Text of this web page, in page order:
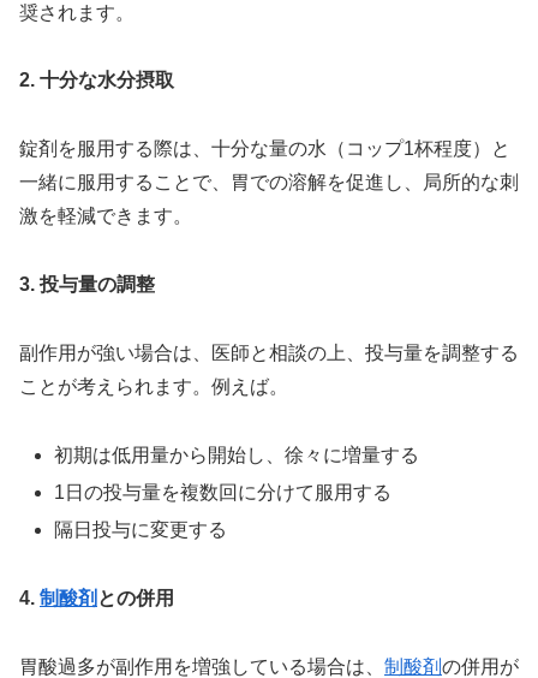
奨されます。
2. 十分な水分摂取
錠剤を服用する際は、十分な量の水（コップ1杯程度）と
一緒に服用することで、胃での溶解を促進し、局所的な刺
激を軽減できます。
3. 投与量の調整
副作用が強い場合は、医師と相談の上、投与量を調整する
ことが考えられます。例えば。
初期は低用量から開始し、徐々に増量する
1日の投与量を複数回に分けて服用する
隔日投与に変更する
4. 制酸剤 との併用
胃酸過多が副作用を増強している場合は、 制酸剤の併用が